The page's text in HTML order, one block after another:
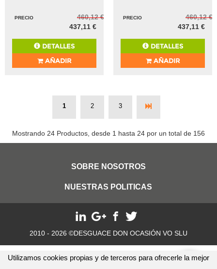
Utilizamos cookies propias y de terceros para ofrecerle la mejor
PRECIO
460,12 €
437,11 €
DETALLES
AÑADIR
PRECIO
460,12 €
437,11 €
DETALLES
AÑADIR
1 2 3
Mostrando 24 Productos, desde 1 hasta 24 por un total de 156
SOBRE NOSOTROS
NUESTRAS POLITICAS
2010 - 2026 ©DESGUACE DON OCASIÓN VO SLU